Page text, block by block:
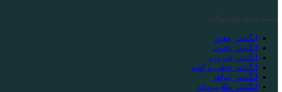
دسته بندی محصولات
انگشتر عقیق
انگشتر یاقوت
انگشتر فیروزه
انگشتر خطی و کهنه
انگشتر جواهر
انگشتر طلا مردانه